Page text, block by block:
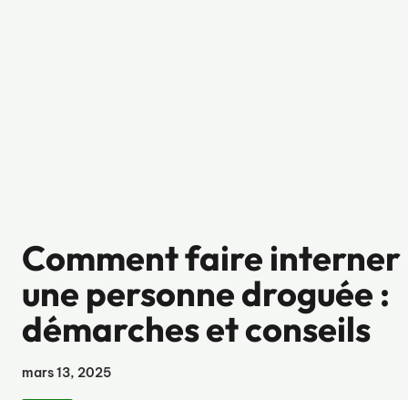
Comment faire interner
une personne droguée :
démarches et conseils
mars 13, 2025